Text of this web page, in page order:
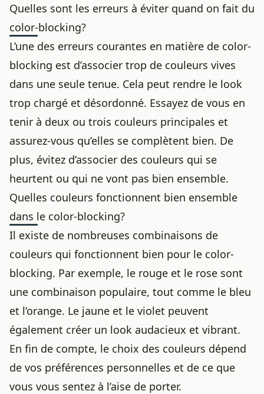
Quelles sont les erreurs à éviter quand on fait du
color-blocking?
L’une des erreurs courantes en matière de color-
blocking est d’associer trop de couleurs vives
dans une seule tenue. Cela peut rendre le look
trop chargé et désordonné. Essayez de vous en
tenir à deux ou trois couleurs principales et
assurez-vous qu’elles se complètent bien. De
plus, évitez d’associer des couleurs qui se
heurtent ou qui ne vont pas bien ensemble.
Quelles couleurs fonctionnent bien ensemble
dans le color-blocking?
Il existe de nombreuses combinaisons de
couleurs qui fonctionnent bien pour le color-
blocking. Par exemple, le rouge et le rose sont
une combinaison populaire, tout comme le bleu
et l’orange. Le jaune et le violet peuvent
également créer un look audacieux et vibrant.
En fin de compte, le choix des couleurs dépend
de vos préférences personnelles et de ce que
vous vous sentez à l’aise de porter.